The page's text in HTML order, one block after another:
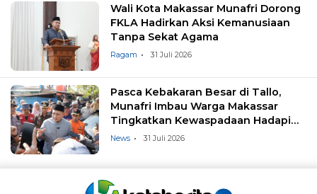
Wali Kota Makassar Munafri Dorong
FKLA Hadirkan Aksi Kemanusiaan
Tanpa Sekat Agama
Ragam 31 Juli 2026
Pasca Kebakaran Besar di Tallo,
Munafri Imbau Warga Makassar
Tingkatkan Kewaspadaan Hadapi
Musim Kemarau
News 31 Juli 2026